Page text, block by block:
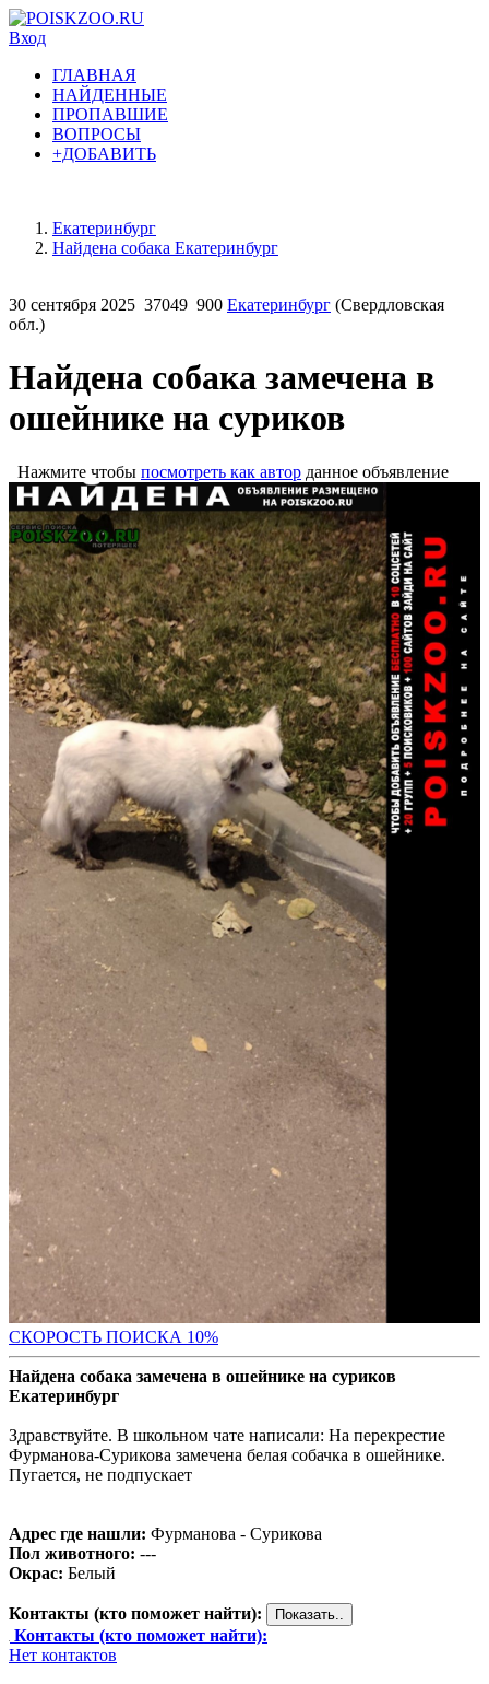
Вход
ГЛАВНАЯ
НАЙДЕННЫЕ
ПРОПАВШИЕ
ВОПРОСЫ
+ДОБАВИТЬ
Екатеринбург
Найдена собака Екатеринбург
30 сентября 2025 37049 900 Екатеринбург (Свердловская
обл.)
Найдена собака замечена в
ошейнике на суриков
Нажмите чтобы посмотреть как автор данное объявление
СКОРОСТЬ ПОИСКА 10%
Найдена собака замечена в ошейнике на суриков
Екатеринбург
Здравствуйте. В школьном чате написали: На перекрестие
Фурманова-Сурикова замечена белая собачка в ошейнике.
Пугается, не подпускает
Адрес где нашли: Фурманова - Сурикова
Пол животного: ---
Окрас: Белый
Контакты (кто поможет найти):
Контакты (кто поможет найти):
Нет контактов